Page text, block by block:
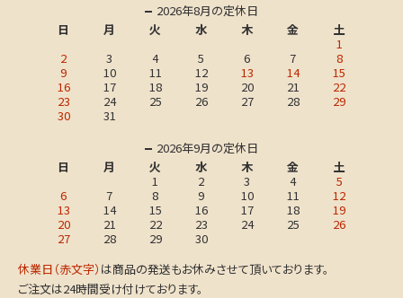
2026年8月の定休日
日
月 火 水 木 金
土
1
2
3 4 5 6 7
8
9
10 11 12 13 14
15
16
17 18 19 20 21
22
23
24 25 26 27 28
29
30
31
2026年9月の定休日
日
月 火 水 木 金
土
1
2 3 4
5
6
7 8 9 10 11
12
13
14 15 16 17 18
19
20
21 22 23 24 25
26
27
28 29
30
休業日（赤文字） は商品の発送もお休みさせて頂いております。
ご注文は24時間受け付けております。